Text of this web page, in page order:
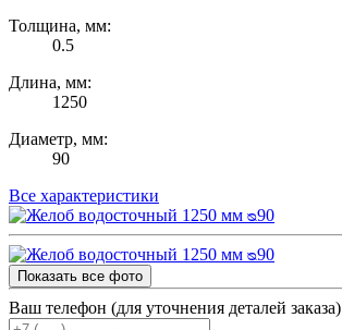
Толщина, мм:
0.5
Длина, мм:
1250
Диаметр, мм:
90
Все характеристики
Показать все фото
Ваш телефон (для уточнения деталей заказа)